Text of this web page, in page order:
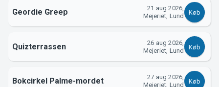
Om Tickster
Geordie Greep
21 aug 2026,
Mejeriet, Lund
Køb
Quizterrassen
26 aug 2026,
Mejeriet, Lund
Køb
Bokcirkel Palme-mordet
27 aug 2026,
Mejeriet, Lund
Køb